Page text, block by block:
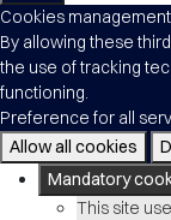
Cookies
By allowing these
the use of tracking
functioning.
Preference for all
Allow all cookies
Mandatory
This site